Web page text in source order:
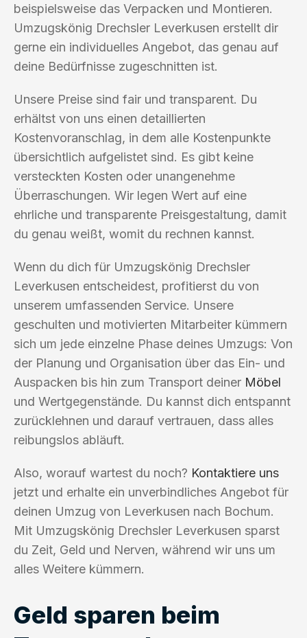
beispielsweise das Verpacken und Montieren.
Umzugskönig Drechsler Leverkusen erstellt dir
gerne ein individuelles Angebot, das genau auf
deine Bedürfnisse zugeschnitten ist.
Unsere Preise sind fair und transparent. Du
erhältst von uns einen detaillierten
Kostenvoranschlag, in dem alle Kostenpunkte
übersichtlich aufgelistet sind. Es gibt keine
versteckten Kosten oder unangenehme
Überraschungen. Wir legen Wert auf eine
ehrliche und transparente Preisgestaltung, damit
du genau weißt, womit du rechnen kannst.
Wenn du dich für Umzugskönig Drechsler
Leverkusen entscheidest, profitierst du von
unserem umfassenden Service. Unsere
geschulten und motivierten Mitarbeiter kümmern
sich um jede einzelne Phase deines Umzugs: Von
der Planung und Organisation über das Ein- und
Auspacken bis hin zum Transport deiner Möbel
und Wertgegenstände. Du kannst dich entspannt
zurücklehnen und darauf vertrauen, dass alles
reibungslos abläuft.
Also, worauf wartest du noch? Kontaktiere uns
jetzt und erhalte ein unverbindliches Angebot für
deinen Umzug von Leverkusen nach Bochum.
Mit Umzugskönig Drechsler Leverkusen sparst
du Zeit, Geld und Nerven, während wir uns um
alles Weitere kümmern.
Geld sparen beim